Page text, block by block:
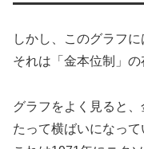
しかし、このグラフ
それは「金本位制」の
グラフをよく見ると
たって横ばいになって